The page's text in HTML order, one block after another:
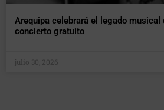
Arequipa celebrará el legado musical
concierto gratuito
julio 30, 2026